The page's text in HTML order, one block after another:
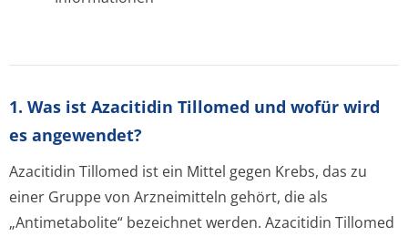
1. Was ist Azacitidin Tillomed und wofür wird
es angewendet?
Azacitidin Tillomed ist ein Mittel gegen Krebs, das zu
einer Gruppe von Arzneimitteln gehört, die als
„Antimetabolite“ bezeichnet werden. Azacitidin Tillomed